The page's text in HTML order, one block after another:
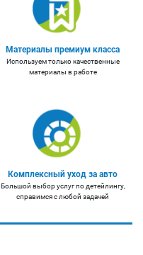
Материалы премиум класса
Используем только качественные
материалы в работе
Комплексный уход за авто
Большой выбор услуг по детейлингу,
справимся с любой задачей